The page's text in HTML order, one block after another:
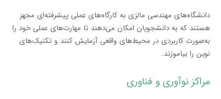
دانشگاه‌های مهندسی مالزی به کارگاه‌های عملی پیشرفته‌ای مجهز
هستند که به دانشجویان امکان می‌دهند تا مهارت‌های عملی خود را
به‌صورت کاربردی در محیط‌های واقعی آزمایش کنند و تکنیک‌های
نوین را بیاموزند.
مراکز نوآوری و فناوری